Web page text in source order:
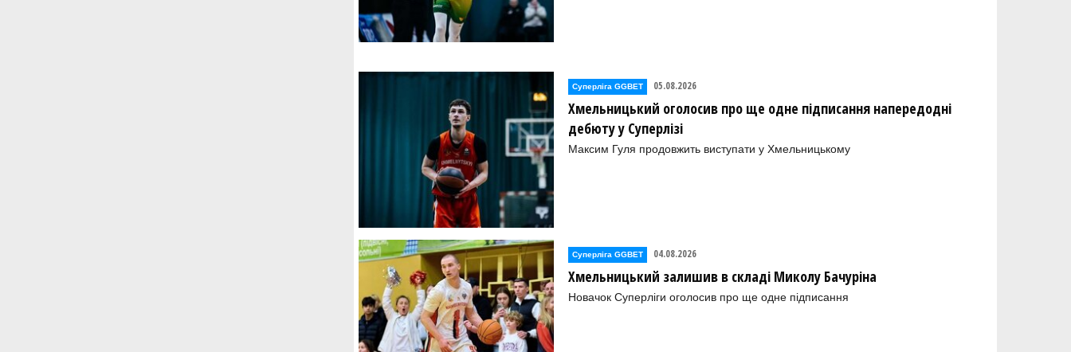
Суперліга GGBET 05.08.2026
Хмельницький оголосив про ще одне підписання напередодні
дебюту у Суперлізі
Максим Гуля продовжить виступати у Хмельницькому
Суперліга GGBET 04.08.2026
Хмельницький залишив в складі Миколу Бачуріна
Новачок Суперліги оголосив про ще одне підписання